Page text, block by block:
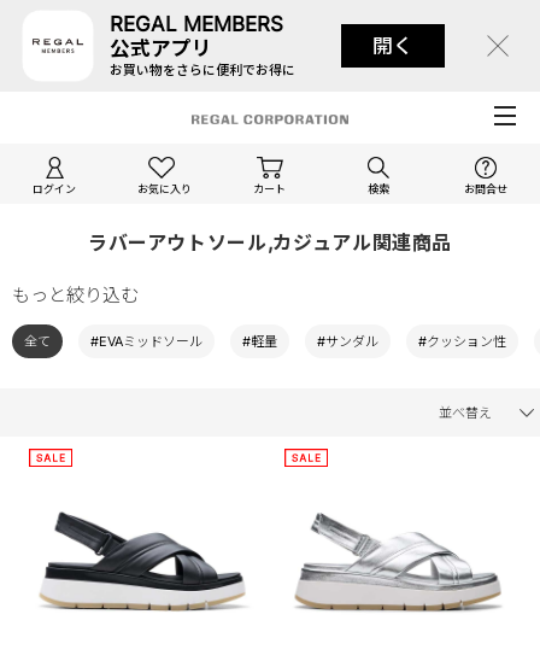
REGAL MEMBERS
公式アプリ
お買い物をさらに便利でお得に
開く
ログイン お気に入り カート 検索 お問合せ
ラバーアウトソール,カジュアル関連商品
もっと絞り込む
全て #EVAミッドソール #軽量 #サンダル #クッション性
並べ替え